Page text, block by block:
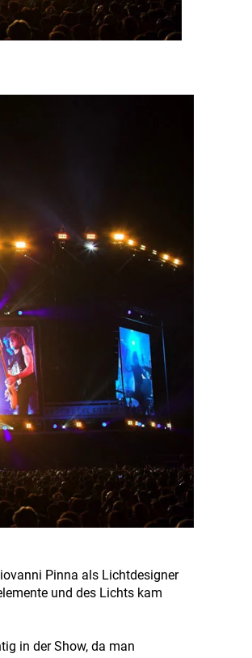
Pinna als Lichtdesigner
und des Lichts kam
in der Show, da man